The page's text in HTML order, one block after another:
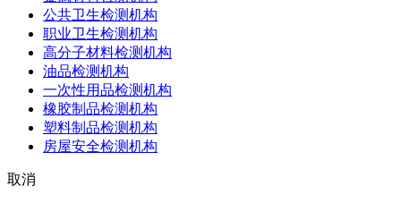
公共卫生检测机构
职业卫生检测机构
高分子材料检测机构
油品检测机构
一次性用品检测机构
橡胶制品检测机构
塑料制品检测机构
房屋安全检测机构
取消